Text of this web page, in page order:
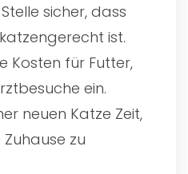
Stelle sicher, dass
ist.
Kosten für Futter,
ein.
neuen Katze Zeit,
zu